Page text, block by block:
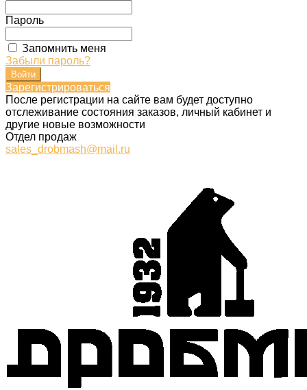
Пароль
Запомнить меня
Забыли пароль?
Зарегистрироваться
После регистрации на сайте вам будет доступно
отслеживание состояния заказов, личный кабинет и
другие новые возможности
Отдел продаж
sales_drobmash@mail.ru